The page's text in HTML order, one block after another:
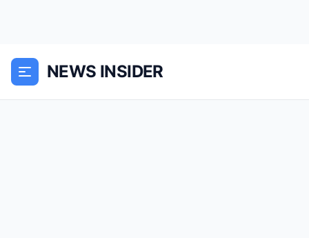
NEWS INSIDER